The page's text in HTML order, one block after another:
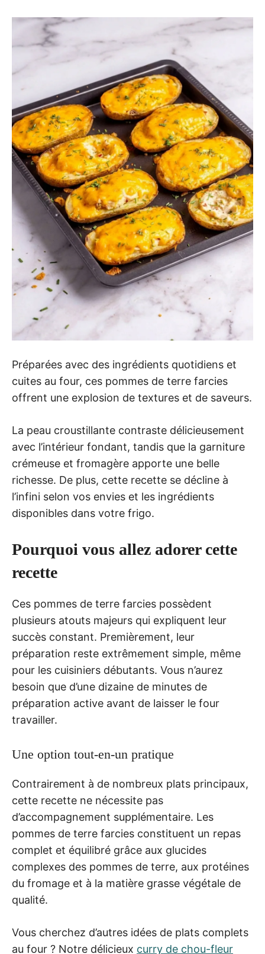
Préparées avec des ingrédients quotidiens et
cuites au four, ces pommes de terre farcies
offrent une explosion de textures et de saveurs.
La peau croustillante contraste délicieusement
avec l’intérieur fondant, tandis que la garniture
crémeuse et fromagère apporte une belle
richesse. De plus, cette recette se décline à
l’infini selon vos envies et les ingrédients
disponibles dans votre frigo.
Pourquoi vous allez adorer cette
recette
Ces pommes de terre farcies possèdent
plusieurs atouts majeurs qui expliquent leur
succès constant. Premièrement, leur
préparation reste extrêmement simple, même
pour les cuisiniers débutants. Vous n’aurez
besoin que d’une dizaine de minutes de
préparation active avant de laisser le four
travailler.
Une option tout-en-un pratique
Contrairement à de nombreux plats principaux,
cette recette ne nécessite pas
d’accompagnement supplémentaire. Les
pommes de terre farcies constituent un repas
complet et équilibré grâce aux glucides
complexes des pommes de terre, aux protéines
du fromage et à la matière grasse végétale de
qualité.
Vous cherchez d’autres idées de plats complets
au four ? Notre délicieux curry de chou-fleur